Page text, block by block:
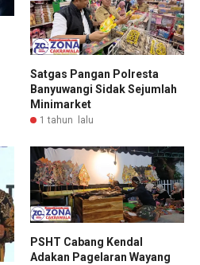
Satgas Pangan Polresta
Banyuwangi Sidak Sejumlah
Minimarket
1 tahun lalu
PSHT Cabang Kendal
Adakan Pagelaran Wayang